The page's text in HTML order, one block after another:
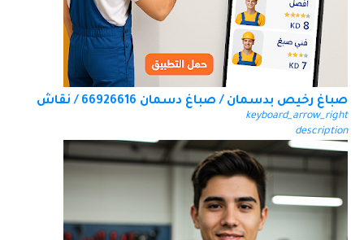
صباغ رخيص بدسمان / صباغ دسمان 66926616 / نقاش
keyboard_arrow_right
description